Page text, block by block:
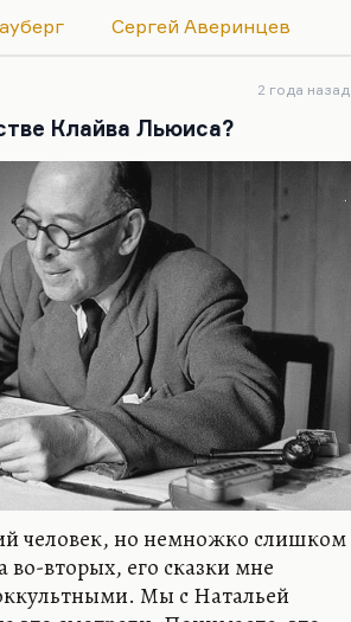
но не у многих она
кажется, что даже в этом
автор, при всей любви к
замечательной музыкальности,
есть вещи,…
Сергей Аверинцев
2 года назад
Клайва Льюиса?
человек, но немножко слишком
вторых, его сказки мне
Мы с Натальей